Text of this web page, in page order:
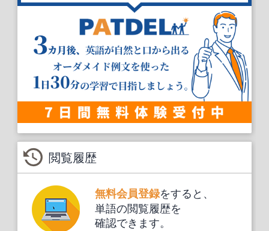
閲覧履歴
無料会員登録をすると、
単語の閲覧履歴を
確認できます。